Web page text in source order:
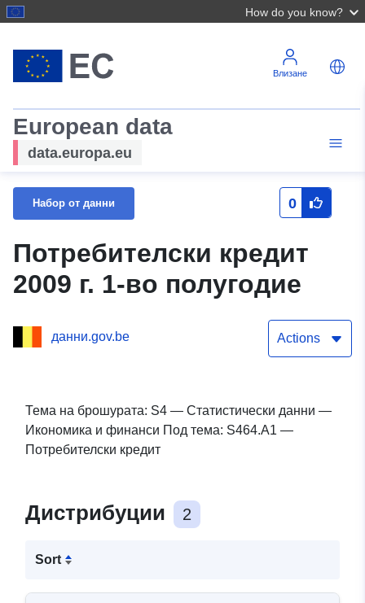
How do you know?
Влизане
European data
data.europa.eu
Набор от данни 0
Потребителски кредит
2009 г. 1-во полугодие
данни.gov.be Actions
Тема на брошурата: S4 — Статистически данни —
Икономика и финанси Под тема: S464.A1 —
Потребителски кредит
Дистрибуции 2
Sort